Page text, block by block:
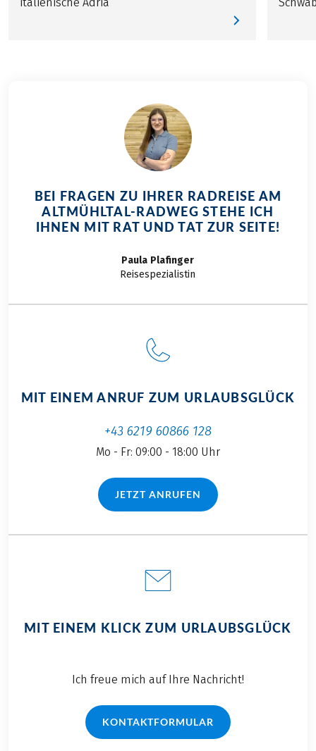
BEI FRAGEN ZU IHRER RADREISE AM
ALTMÜHLTAL-RADWEG STEHE ICH
IHNEN MIT RAT UND TAT ZUR SEITE!
Paula Plafinger
Reisespezialistin
MIT EINEM ANRUF ZUM URLAUBSGLÜCK
+43 6219 60866 128
Mo - Fr: 09:00 - 18:00 Uhr
JETZT ANRUFEN(LINK ÖFFNET IN NEUEM TAB)
MIT EINEM KLICK ZUM URLAUBSGLÜCK
Ich freue mich auf Ihre Nachricht!
KONTAKTFORMULAR